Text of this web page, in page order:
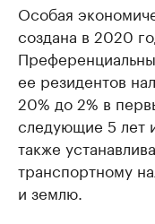
Особая
создана в 2020
ее резидентов
20% до 2% в
следующие 5 лет
также
транспортному
и землю.